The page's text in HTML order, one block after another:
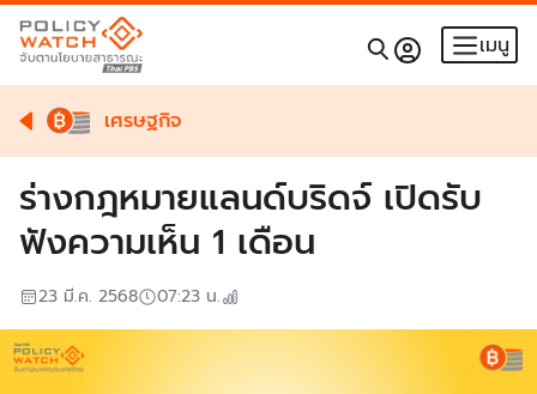
เมนู
เศรษฐกิจ
ร่างกฎหมายแลนด์บริดจ์ เปิดรับ
ฟังความเห็น 1 เดือน
23 มี.ค. 2568 07:23 น.